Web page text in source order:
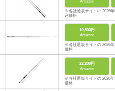
Amazon
※各社通販サイトの 2026
込価格
10,800円
Amazon
※各社通販サイトの 2026
価格
22,200円
Amazon
※各社通販サイトの 2026
価格